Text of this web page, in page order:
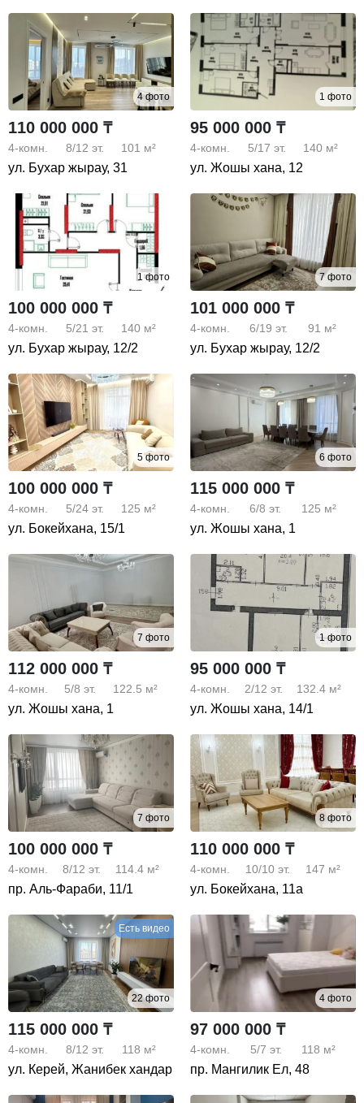
4 фото
110 000 000 ₸
4-комн. 8/12 эт. 101 м²
ул. Бухар жырау, 31
1 фото
95 000 000 ₸
4-комн. 5/17 эт. 140 м²
ул. Жошы хана, 12
1 фото
100 000 000 ₸
4-комн. 5/21 эт. 140 м²
ул. Бухар жырау, 12/2
7 фото
101 000 000 ₸
4-комн. 6/19 эт. 91 м²
ул. Бухар жырау, 12/2
5 фото
100 000 000 ₸
4-комн. 5/24 эт. 125 м²
ул. Бокейхана, 15/1
6 фото
115 000 000 ₸
4-комн. 6/8 эт. 125 м²
ул. Жошы хана, 1
7 фото
112 000 000 ₸
4-комн. 5/8 эт. 122.5 м²
ул. Жошы хана, 1
1 фото
95 000 000 ₸
4-комн. 2/12 эт. 132.4 м²
ул. Жошы хана, 14/1
7 фото
100 000 000 ₸
4-комн. 8/12 эт. 114.4 м²
пр. Аль-Фараби, 11/1
8 фото
110 000 000 ₸
4-комн. 10/10 эт. 147 м²
ул. Бокейхана, 11а
22 фото
Есть видео
115 000 000 ₸
4-комн. 8/12 эт. 118 м²
ул. Керей, Жанибек хандар
4 фото
97 000 000 ₸
4-комн. 5/7 эт. 118 м²
пр. Мангилик Ел, 48